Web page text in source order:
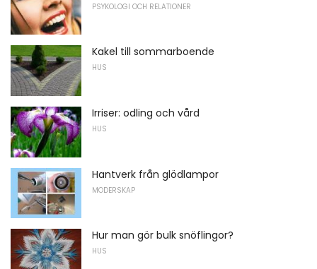
PSYKOLOGI OCH RELATIONER
Kakel till sommarboende
HUS
Irriser: odling och vård
HUS
Hantverk från glödlampor
MODERSKAP
Hur man gör bulk snöflingor?
HUS